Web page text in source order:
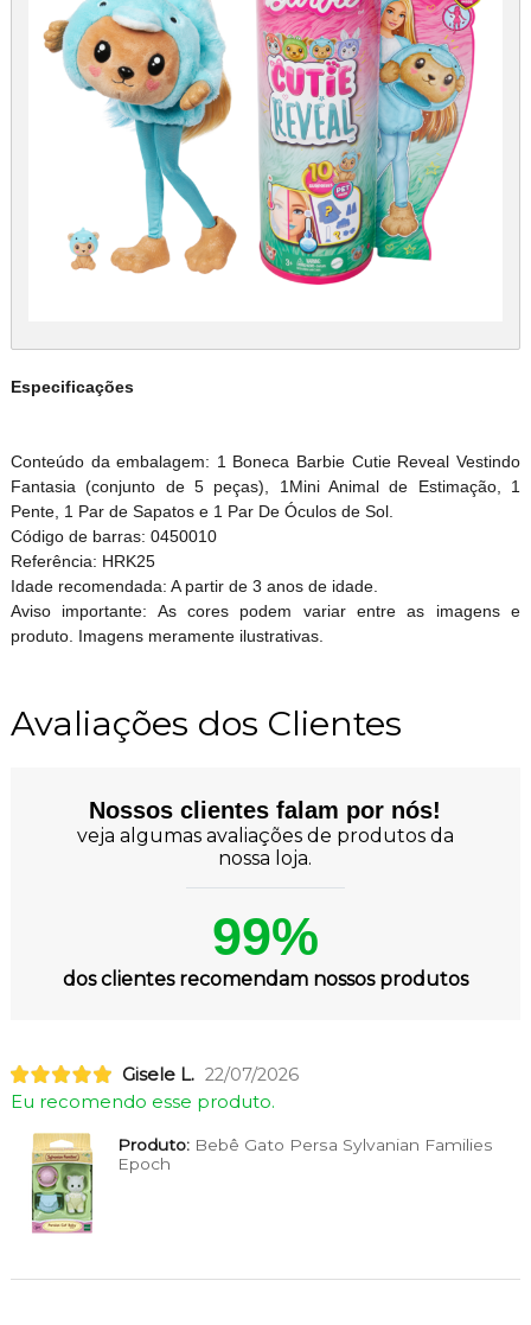
Especificações
Conteúdo da embalagem: 1 Boneca Barbie Cutie Reveal Vestindo
Fantasia (conjunto de 5 peças), 1Mini Animal de Estimação, 1
Pente, 1 Par de Sapatos e 1 Par De Óculos de Sol.
Código de barras: 0450010
Referência: HRK25
Idade recomendada: A partir de 3 anos de idade.
Aviso importante: As cores podem variar entre as imagens e
produto. Imagens meramente ilustrativas.
Avaliações dos Clientes
Nossos clientes falam por nós!
veja algumas avaliações de produtos da
nossa loja.
99%
dos clientes recomendam nossos produtos
Gisele L. 22/07/2026
Eu recomendo esse produto.
Produto:Bebê Gato Persa Sylvanian Families
Epoch